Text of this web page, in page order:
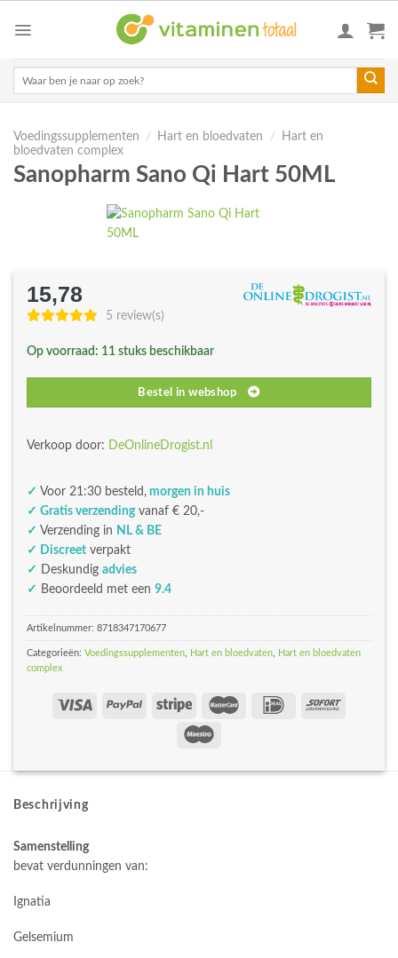
Voedingssupplementen / Hart en bloedvaten /
Hart en
bloedvaten complex
Sanopharm Sano Qi Hart 50ML
15,78
5 review(s)
Op voorraad: 11 stuks beschikbaar
Bestel in webshop
Verkoop door: DeOnlineDrogist.nl
✓ Voor 21:30 besteld, morgen in huis
✓ Gratis verzendingvanaf € 20,-
✓ Verzending in NL & BE
✓ Discreet verpakt
✓
Deskundig advies
✓ Beoordeeld met een 9.4
Artikelnummer: 8718347170677
Categorieën: Voedingssupplementen Hart en bloedvaten
Hart en bloedvaten
complex
Beschrijving
Samenstelling
bevat verdunningen van:
Ignatia
Gelsemium